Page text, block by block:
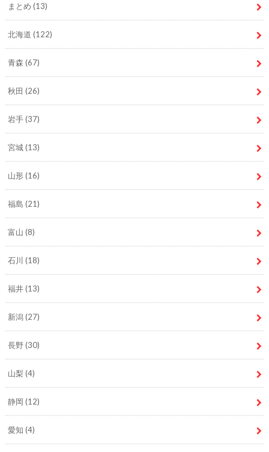
まとめ (13)
北海道 (122)
青森 (67)
秋田 (26)
岩手(37)
宮城(13)
山形(16)
福島 (21)
富山 (8)
石川 (18)
福井(13)
新潟(27)
長野(30)
山梨 (4)
静岡 (12)
愛知 (4)